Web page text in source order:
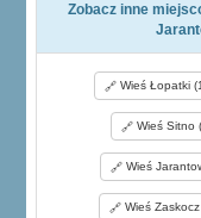
Zobacz inne
Wieś Łopatki
Wieś Sitno
Wieś
Wieś Zaskocz